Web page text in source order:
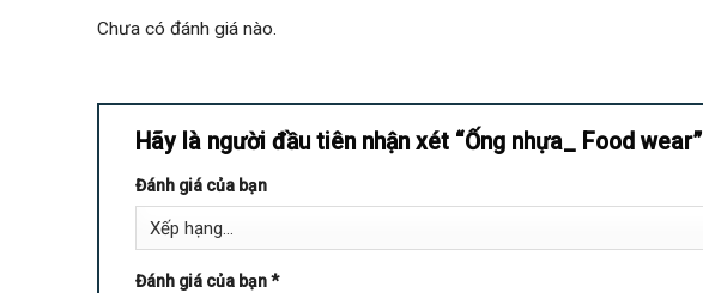
Chưa có đánh giá nào.
Hãy là người đầu tiên nhận xét “Ống nhựa_ Food wear”
Đánh giá của bạn
Đánh giá của bạn*